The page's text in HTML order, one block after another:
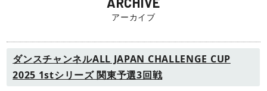
アーカイブ
ダンスチャンネルALL JAPAN CHALLENGE CUP
2025 1stシリーズ 関東予選3回戦